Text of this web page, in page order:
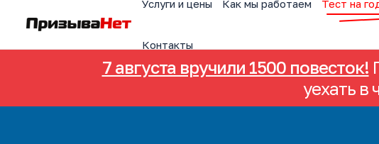
Услуги и цены Как мы работаем Тест на
Контакты
7 августа вручили 1500 повесток!
уехать в